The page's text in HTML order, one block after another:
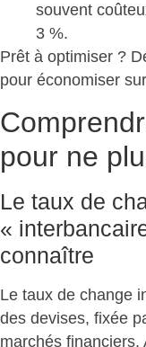
souvent
3 %.
Prêt à optimiser ?
pour économiser
pour ne
Le taux de
«
connaître
Le taux de change
des devises, fixée
marchés